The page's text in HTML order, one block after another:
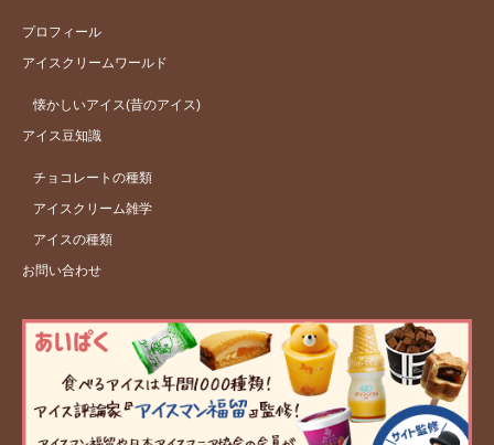
プロフィール
アイスクリームワールド
懐かしいアイス(昔のアイス)
アイス豆知識
チョコレートの種類
アイスクリーム雑学
アイスの種類
お問い合わせ